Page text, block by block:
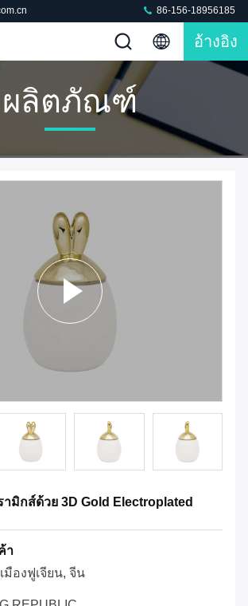
86-156-18956185
อ้างอิง
ผลิตภัณฑ์
ามิกส์ด้วย 3D Gold Electroplated
า
เมืองฟูเจียน, จีน